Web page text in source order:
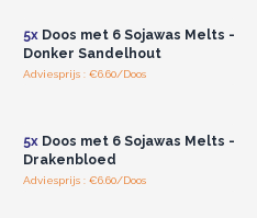
5xDoos met 6 Sojawas Melts -
Donker Sandelhout
Adviesprijs : €6.60/Doos
5xDoos met 6 Sojawas Melts -
Drakenbloed
Adviesprijs : €6.60/Doos